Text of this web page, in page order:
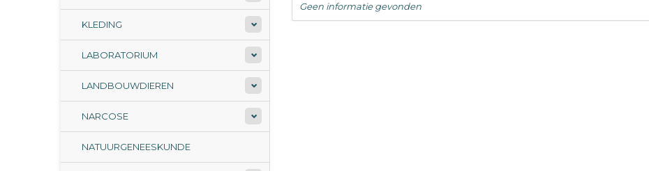
KLEDING
LABORATORIUM
LANDBOUWDIEREN
NARCOSE
NATUURGENEESKUNDE
Geen informatie gevonden